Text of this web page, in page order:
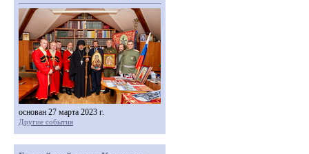
основан 27 марта 2023 г.
Другие события